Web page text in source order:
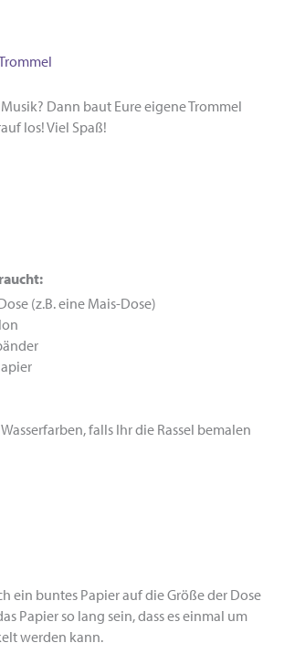
Dann baut Eure eigene Trommel
los! Viel Spaß!
(z.B. eine Mais-Dose)
falls Ihr die Rassel bemalen
ein buntes Papier auf die Größe der Dose
Papier so lang sein, dass es einmal um
werden kann.